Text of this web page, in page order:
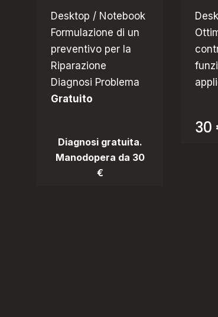
Desktop / Notebook
Formulazione di un
preventivo per la
Riparazione
Diagnosi Problema
Gratuito
Diagnosi gratuita.
Manodopera da 30
€
30